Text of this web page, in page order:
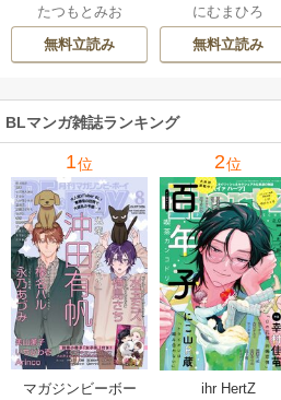
【描き下ろしおま
け付き特装版】 2巻
たつもとみお
無料立読み
ナイト・スキン
［ばら売り］ 42巻
にむまひろ
無料立読み
BLマンガ雑誌ランキング
1位
マガジンビーボー
2位
ihr HertZ